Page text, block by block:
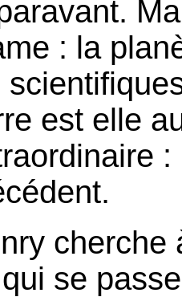
: la
est elle
cherche
se